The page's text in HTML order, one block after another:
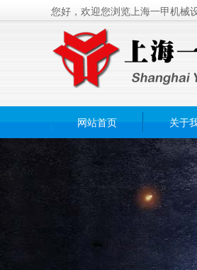
您好，欢迎您浏览上海一甲机械
网站首页 关于